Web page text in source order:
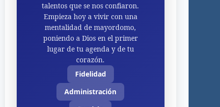
talentos que se nos confiaron.
Empieza hoy a vivir con una
mentalidad de mayordomo,
poniendo a Dios en el primer
lugar de tu agenda y de tu
corazón.
Fidelidad
Administración